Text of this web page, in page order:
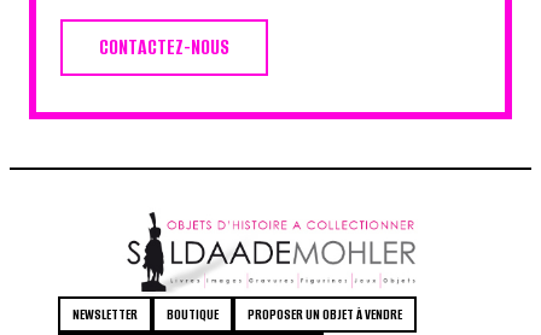
CONTACTEZ-NOUS
NEWSLETTER BOUTIQUE PROPOSER UN OBJET À VENDRE